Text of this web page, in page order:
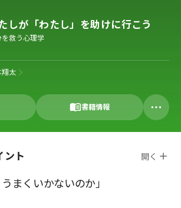
しが「わたし」を助けに行こう
を救う心理学
翔太
書籍情報
ント 開く
まくいかないのか」